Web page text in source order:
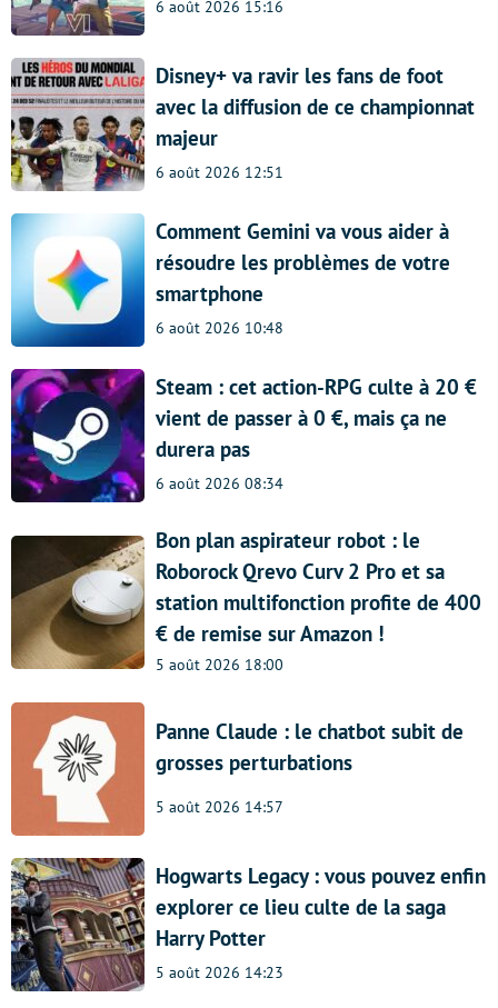
6 août 2026 15:16
Disney+ va ravir les fans de foot
avec la diffusion de ce championnat
majeur
6 août 2026 12:51
Comment Gemini va vous aider à
résoudre les problèmes de votre
smartphone
6 août 2026 10:48
Steam : cet action-RPG culte à 20 €
vient de passer à 0 €, mais ça ne
durera pas
6 août 2026 08:34
Bon plan aspirateur robot : le
Roborock Qrevo Curv 2 Pro et sa
station multifonction profite de 400
€ de remise sur Amazon !
5 août 2026 18:00
Panne Claude : le chatbot subit de
grosses perturbations
5 août 2026 14:57
Hogwarts Legacy : vous pouvez enfin
explorer ce lieu culte de la saga
Harry Potter
5 août 2026 14:23